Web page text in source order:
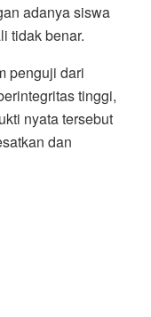
adanya siswa
tidak benar.
penguji dari
tinggi,
nyata tersebut
dan